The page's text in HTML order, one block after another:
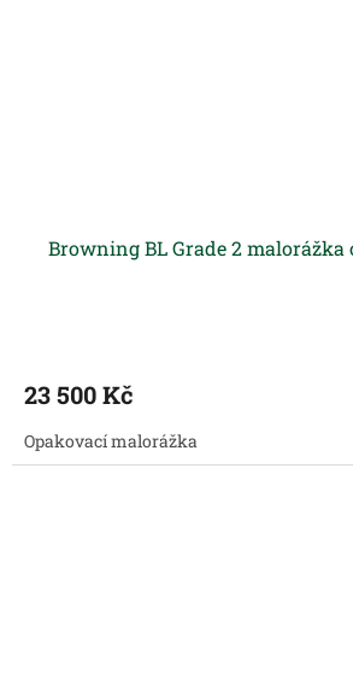
Browning BL Grade 2 malorážka
23 500 Kč
Opakovací malorážka